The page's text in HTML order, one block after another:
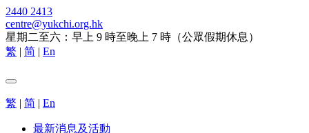
2440 2413
centre@yukchi.org.hk
星期二至六：早上 9 時至晚上 7 時（公眾假期休息）
繁 | 简 | En
繁 | 简 | En
最新消息及活動